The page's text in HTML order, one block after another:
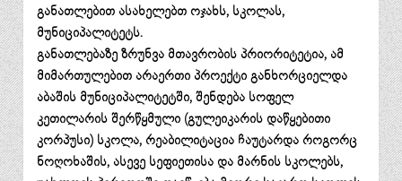
განათლებით ასახელებთ ოჯახს, სკოლას,
მუნიციპალიტეტს.
განათლებაზე ზრუნვა მთავრობის პრიორიტეტია, ამ
მიმართულებით არაერთი პროექტი განხორციელდა
აბაშის მუნიციპალიტეტში, შენდება სოფელ
კეთილარის შერწყმული (გულეიკარის დაწყებითი
კორპუსი) სკოლა, რეაბილიტაცია ჩაუტარდა როგორც
ნოღოხაშის, ასევე სეფიეთისა და მარნის სკოლებს,